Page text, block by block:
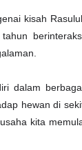
kisah
dalam
hewan di
kita